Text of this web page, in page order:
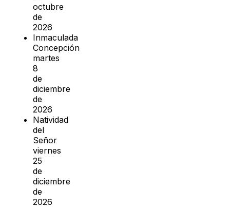
octubre
de
2026
Inmaculada
Concepción
martes
8
de
diciembre
de
2026
Natividad
del
Señor
viernes
25
de
diciembre
de
2026